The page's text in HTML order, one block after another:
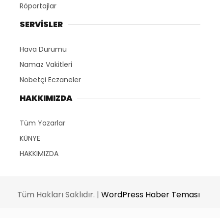
Röportajlar
SERVİSLER
Hava Durumu
Namaz Vakitleri
Nöbetçi Eczaneler
HAKKIMIZDA
Tüm Yazarlar
KÜNYE
HAKKIMIZDA
Tüm Hakları Saklıdır. | WordPress Haber Teması